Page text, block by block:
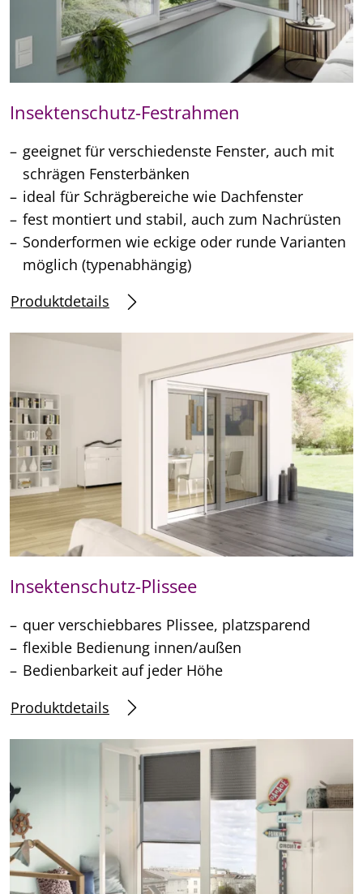
Insektenschutz-Festrahmen
geeignet für verschiedenste Fenster, auch mit
schrägen Fensterbänken
ideal für Schrägbereiche wie Dachfenster
fest montiert und stabil, auch zum Nachrüsten
Sonderformen wie eckige oder runde Varianten
möglich (typenabhängig)
Produktdetails
Insektenschutz-Plissee
quer verschiebbares Plissee, platzsparend
flexible Bedienung innen/außen
Bedienbarkeit auf jeder Höhe
Produktdetails